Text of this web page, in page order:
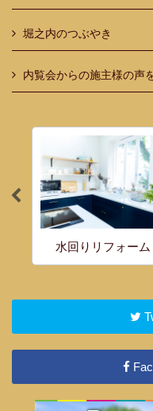
堀之内のつぶやき
内覧会からの施主様の声
水回りリフォーム